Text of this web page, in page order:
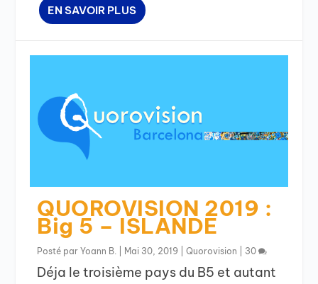
EN SAVOIR PLUS
QUOROVISION 2019 :
Big 5 – ISLANDE
Posté parYoann B. Mai 30, 2019 |Quorovision 30
Déja le troisième pays du B5 et autant